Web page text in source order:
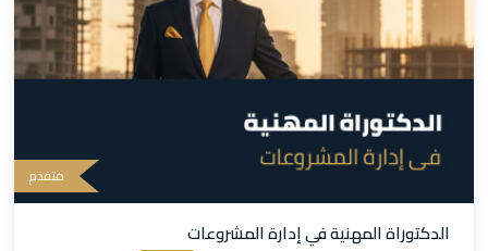
متقدم
الدكتوراة المهنية في إدارة المشروعات